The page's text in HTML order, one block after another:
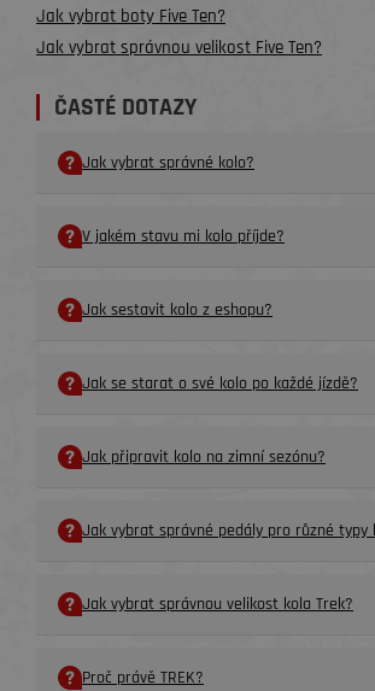
Jak vybrat boty Five Ten?
Jak vybrat správnou velikost Five Ten?
ČASTÉ DOTAZY
Jak vybrat správné kolo?
V jakém stavu mi kolo příjde?
Jak sestavit kolo z eshopu?
Jak se starat o své kolo po každé jízdě?
Jak připravit kolo na zimní sezónu?
Jak vybrat správné pedály pro různé typy
Jak vybrat správnou velikost kola Trek?
Proč právě TREK?